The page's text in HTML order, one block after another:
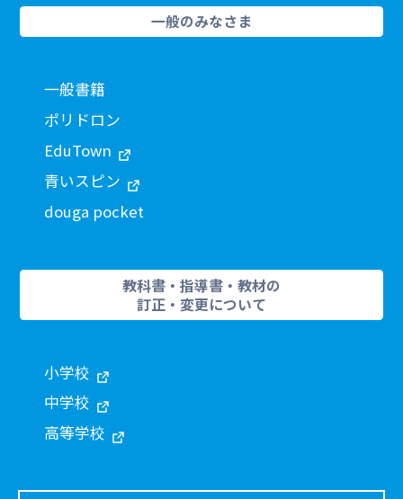
一般のみなさま
一般書籍
ポリドロン
EduTown
青いスピン
douga pocket
教科書・指導書・教材の
訂正・変更について
小学校
中学校
高等学校